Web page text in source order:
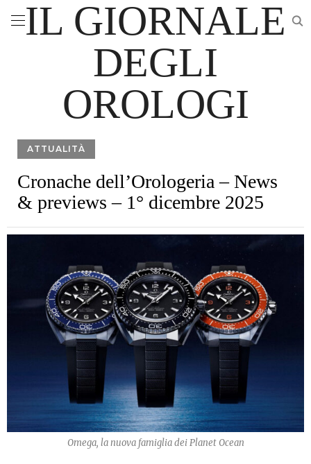
IL GIORNALE
DEGLI
OROLOGI
ATTUALITÀ
Cronache dell’Orologeria – News
& previews – 1° dicembre 2025
Omega, la nuova famiglia dei Planet Ocean